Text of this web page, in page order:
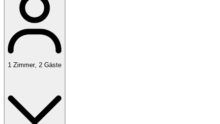
1 Zimmer, 2 Gäste